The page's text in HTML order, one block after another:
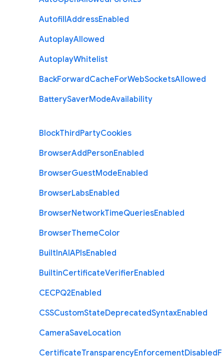
AutofillAddressEnabled
AutoplayAllowed
AutoplayWhitelist
BackForwardCacheForWebSocketsAllowed
BatterySaverModeAvailability
BlockThirdPartyCookies
BrowserAddPersonEnabled
BrowserGuestModeEnabled
BrowserLabsEnabled
BrowserNetworkTimeQueriesEnabled
BrowserThemeColor
BuiltInAIAPIsEnabled
BuiltinCertificateVerifierEnabled
CECPQ2Enabled
CSSCustomStateDeprecatedSyntaxEnabled
CameraSaveLocation
CertificateTransparencyEnforcementDisabledF